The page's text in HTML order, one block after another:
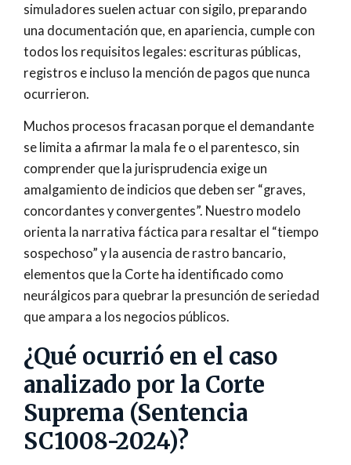
simuladores suelen actuar con sigilo, preparando
una documentación que, en apariencia, cumple con
todos los requisitos legales: escrituras públicas,
registros e incluso la mención de pagos que nunca
ocurrieron.
Muchos procesos fracasan porque el demandante
se limita a afirmar la mala fe o el parentesco, sin
comprender que la jurisprudencia exige un
amalgamiento de indicios que deben ser “graves,
concordantes y convergentes”. Nuestro modelo
orienta la narrativa fáctica para resaltar el “tiempo
sospechoso” y la ausencia de rastro bancario,
elementos que la Corte ha identificado como
neurálgicos para quebrar la presunción de seriedad
que ampara a los negocios públicos.
¿Qué ocurrió en el caso
analizado por la Corte
Suprema (Sentencia
SC1008-2024)?